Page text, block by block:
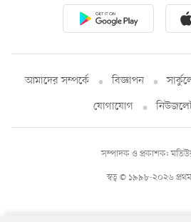
আমাদের সম্পর্কে বিজ্ঞাপন
যোগাযোগ
স্বত্ব © ১৯৯৮-২০২৬
সম্পাদক ও প্রকাশক: